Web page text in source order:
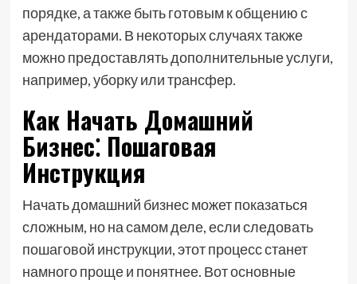
порядке, а также быть готовым к общению с
арендаторами. В некоторых случаях также
можно предоставлять дополнительные услуги,
например, уборку или трансфер.
Как Начать Домашний
Бизнес⁚ Пошаговая
Инструкция
Начать домашний бизнес может показаться
сложным, но на самом деле, если следовать
пошаговой инструкции, этот процесс станет
намного проще и понятнее. Вот основные